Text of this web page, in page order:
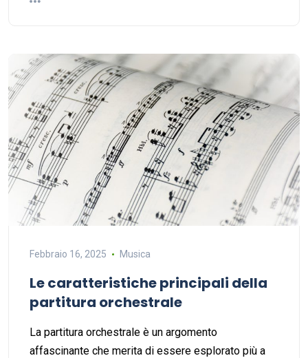
Febbraio 16, 2025 Musica
Le caratteristiche principali della
partitura orchestrale
La partitura orchestrale è un argomento
affascinante che merita di essere esplorato più a